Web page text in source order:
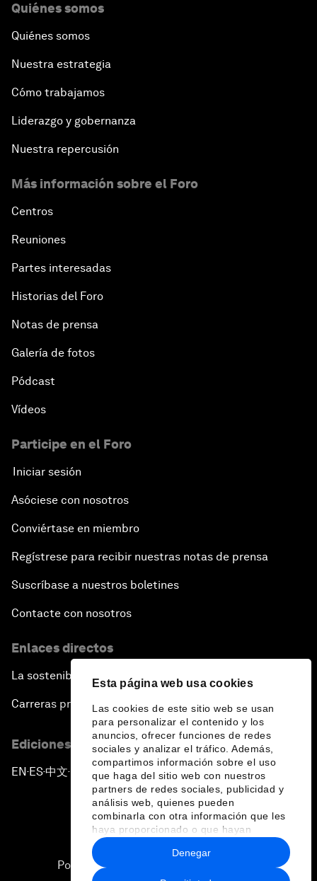
Esta página web usa cookies
Las cookies de este sitio web se usan
para personalizar el contenido y los
anuncios, ofrecer funciones de redes
sociales y analizar el tráfico. Además,
compartimos información sobre el uso
que haga del sitio web con nuestros
partners de redes sociales, publicidad y
análisis web, quienes pueden
combinarla con otra información que les
haya proporcionado o que hayan
recopilado a partir del uso que haya
hecho de sus servicios.
Denegar
Quiénes somos
Quiénes somos
Nuestra estrategia
Cómo trabajamos
Liderazgo y gobernanza
Nuestra repercusión
Más información sobre el Foro
Centros
Reuniones
Partes interesadas
Historias del Foro
Notas de prensa
Galería de fotos
Pódcast
Vídeos
Participe en el Foro
Iniciar sesión
Asóciese con nosotros
Conviértase en miembro
Regístrese para recibir nuestras notas de prensa
Suscríbase a nuestros boletines
Contacte con nosotros
Enlaces directos
La sostenibilidad en el Foro
Carreras profesionales
Ediciones en otros idiomas
EN ▪ ES▪中文▪ 日本語
Política de privacidad y normas de uso